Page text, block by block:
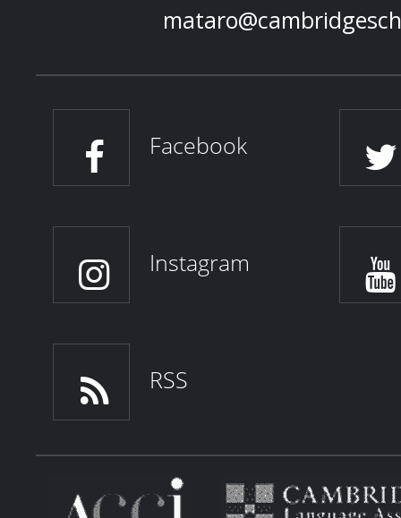
Facebook
Instagram
RSS